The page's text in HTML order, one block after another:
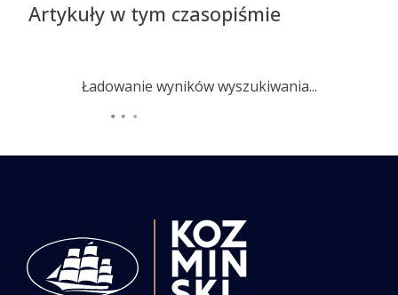
Artykuły w tym czasopiśmie
Ładowanie wyników wyszukiwania...